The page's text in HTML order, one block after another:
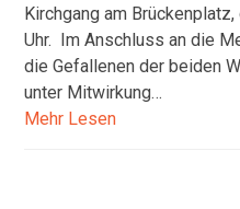
Kirchgang am
Uhr. Im Anschluss an die
die Gefallenen der beiden
unter Mitwirkung…
Mehr Lesen